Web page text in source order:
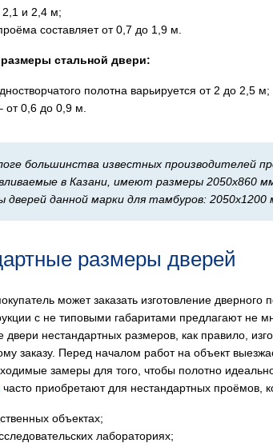
2,1 и 2,4 м;
составляет от 0,7 до 1,9 м.
стальной двери:
полотна варьируется от 2 до 2,5 м;
0,6 до 0,9 м.
большинства известных производителей
в Казани, имеют размеры 2050x860
дверей данной марки для тамбуров: 2050x1200
размеры дверей
может заказать изготовление дверного
с не типовыми габаритами предлагают не
двери нестандартных размеров, как правило,
заказу. Перед началом работ на объект
замеры для того, чтобы полотно
часто приобретают для нестандартных проёмов,
объектах;
лабораториях;